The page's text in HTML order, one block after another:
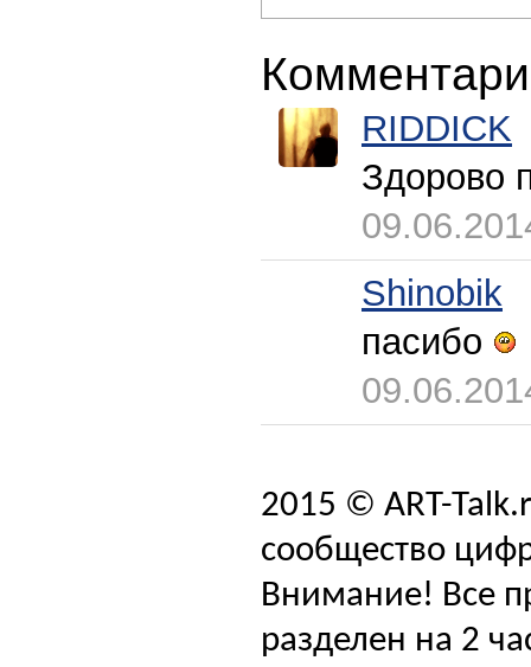
RIDDICK
Здорово
Shinobik
пасибо
2015 © ART-
сообщество
Внимание! Все
разделен на 2